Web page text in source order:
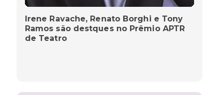
Irene Ravache, Renato Borghi e Tony
Ramos são destques no Prêmio APTR
de Teatro